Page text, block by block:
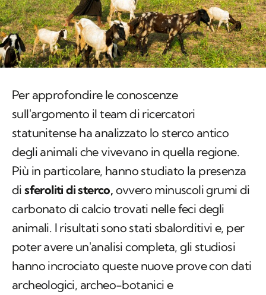
Per approfondire le conoscenze
sull'argomento il team di ricercatori
statunitense ha analizzato lo sterco antico
degli animali che vivevano in quella regione.
Più in particolare, hanno studiato la presenza
disferoliti di sterco, ovvero minuscoli grumi di
carbonato di calcio trovati nelle feci degli
animali. I risultati sono stati sbalorditivi e, per
poter avere un'analisi completa, gli studiosi
hanno incrociato queste nuove prove con dati
archeologici, archeo-botanici e